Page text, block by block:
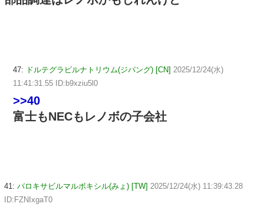
47: ドルテグラビルナトリウム(ジパング) [CN] 2025/12/24(水)
11:41:31.55 ID:b9xziu5l0
>>40
富士もNECもレノボの子会社
41: バロキサビルマルボキシル(みょ) [TW] 2025/12/24(水) 11:39:43.28
ID:FZNIxgaT0